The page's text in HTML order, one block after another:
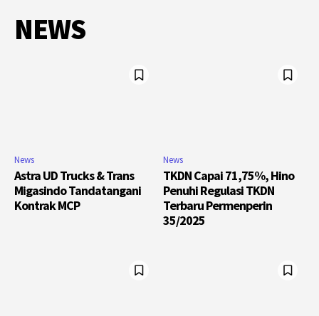
NEWS
News
Astra UD Trucks & Trans
Migasindo Tandatangani
Kontrak MCP
News
TKDN Capai 71,75%, Hino
Penuhi Regulasi TKDN
Terbaru Permenperin
35/2025